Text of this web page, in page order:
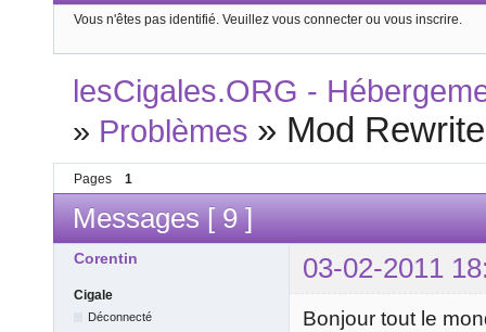
Vous n'êtes pas identifié. Veuillez vous connecter ou vous inscrire.
lesCigales.ORG -
» Problèmes » Mod
Pages 1
Messages [ 9 ]
Corentin 03-02-2011
Cigale
Déconnecté
Bonjour tout le